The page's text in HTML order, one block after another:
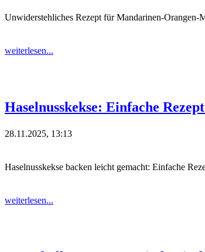
Unwiderstehliches Rezept für Mandarinen-Orangen-
weiterlesen...
Haselnusskekse: Einfache
28.11.2025, 13:13
Haselnusskekse backen leicht gemacht: Einfache
weiterlesen...